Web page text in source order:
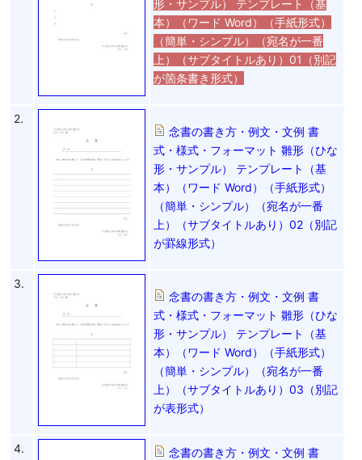
形・サンプル） テンプレート（基
本）（ワード Word）（手紙形式）
（簡単・シンプル）（宛名が一番
上）（サブタイトルあり）01（別記
が箇条書き形式）
2.
念書の書き方・例文・文例 書
式・様式・フォーマット 雛形（ひな
形・サンプル） テンプレート（基
本）（ワード Word）（手紙形式）
（簡単・シンプル）（宛名が一番
上）（サブタイトルあり）02（別記
が罫線形式）
3.
念書の書き方・例文・文例 書
式・様式・フォーマット 雛形（ひな
形・サンプル） テンプレート（基
本）（ワード Word）（手紙形式）
（簡単・シンプル）（宛名が一番
上）（サブタイトルあり）03（別記
が表形式）
4.
念書の書き方・例文・文例 書